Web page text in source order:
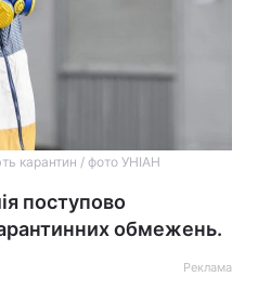
карантин / фото УНІАН
поступово
обмежень.
Реклама